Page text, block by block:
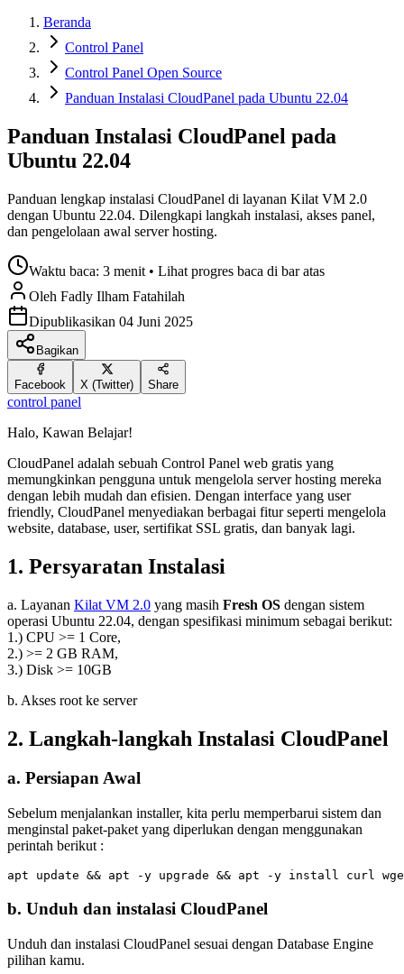
Beranda
Control Panel
Control Panel Open Source
Panduan Instalasi CloudPanel pada Ubuntu 22.04
Panduan Instalasi CloudPanel pada
Ubuntu 22.04
Panduan lengkap instalasi CloudPanel di layanan Kilat VM 2.0
dengan Ubuntu 22.04. Dilengkapi langkah instalasi, akses panel,
dan pengelolaan awal server hosting.
Waktu baca: 3 menit • Lihat progres baca di bar atas
Oleh Fadly Ilham Fatahilah
Dipublikasikan 04 Juni 2025
Bagikan
Facebook X (Twitter) Share
control panel
Halo, Kawan Belajar!
CloudPanel adalah sebuah Control Panel web gratis yang
memungkinkan pengguna untuk mengelola server hosting mereka
dengan lebih mudah dan efisien. Dengan interface yang user
friendly, CloudPanel menyediakan berbagai fitur seperti mengelola
website, database, user, sertifikat SSL gratis, dan banyak lagi.
1. Persyaratan Instalasi
a. Layanan Kilat VM 2.0 yang masih Fresh OS dengan sistem
operasi Ubuntu 22.04, dengan spesifikasi minimum sebagai berikut:
1.) CPU >= 1 Core,
2.) >= 2 GB RAM,
3.) Disk >= 10GB
b. Akses root ke server
2. Langkah-langkah Instalasi CloudPanel
a. Persiapan Awal
Sebelum menjalankan installer, kita perlu memperbarui sistem dan
menginstal paket-paket yang diperlukan dengan menggunakan
perintah berikut :
b. Unduh dan instalasi CloudPanel
Unduh dan instalasi CloudPanel sesuai dengan Database Engine
pilihan kamu.